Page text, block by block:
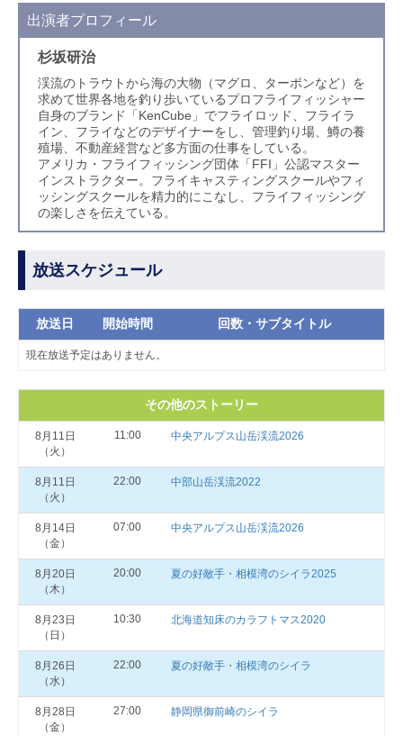
出演者プロフィール
杉坂研治
渓流のトラウトから海の大物（マグロ、ターポンなど）を
求めて世界各地を釣り歩いているプロフライフィッシャー
自身のブランド「KenCube」でフライロッド、フライラ
イン、フライなどのデザイナーをし、管理釣り場、鱒の養
殖場、不動産経営など多方面の仕事をしている。
アメリカ・フライフィッシング団体「FFI」公認マスター
インストラクター。フライキャスティングスクールやフィ
ッシングスクールを精力的にこなし、フライフィッシング
の楽しさを伝えている。
放送スケジュール
放送日 開始時間 回数・サブタイトル
現在放送予定はありません。
その他のストーリー
8月11日
（火）
11:00 中央アルプス山岳渓流2026
8月11日
（火）
22:00 中部山岳渓流2022
8月14日
（金）
07:00 中央アルプス山岳渓流2026
8月20日
（木）
20:00 夏の好敵手・相模湾のシイラ2025
8月23日
（日）
10:30 北海道知床のカラフトマス2020
8月26日
（水）
22:00 夏の好敵手・相模湾のシイラ
8月28日
（金）
27:00 静岡県御前崎のシイラ